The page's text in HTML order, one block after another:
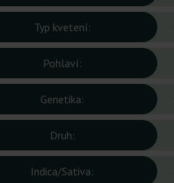
Typ kvetení:
Pohlaví:
Genetika:
Druh:
Indica/Sativa: